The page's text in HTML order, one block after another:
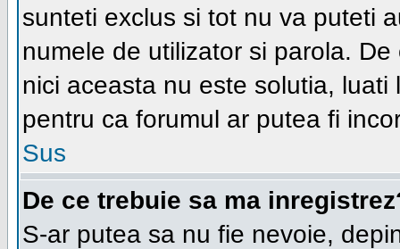
sunteti exclus si tot nu va puteti
numele de utilizator si parola.
nici aceasta nu este solutia,
pentru ca forumul ar putea fi
Sus
De ce trebuie sa ma
S-ar putea sa nu fie nevoie,